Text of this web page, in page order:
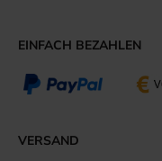
EINFACH BEZAHLEN
VERSAND